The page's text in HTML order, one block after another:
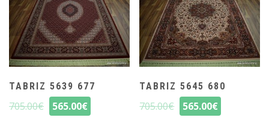
TABRIZ 5639 677
705.00€ 565.00€
TABRIZ 5645 680
705.00€ 565.00€